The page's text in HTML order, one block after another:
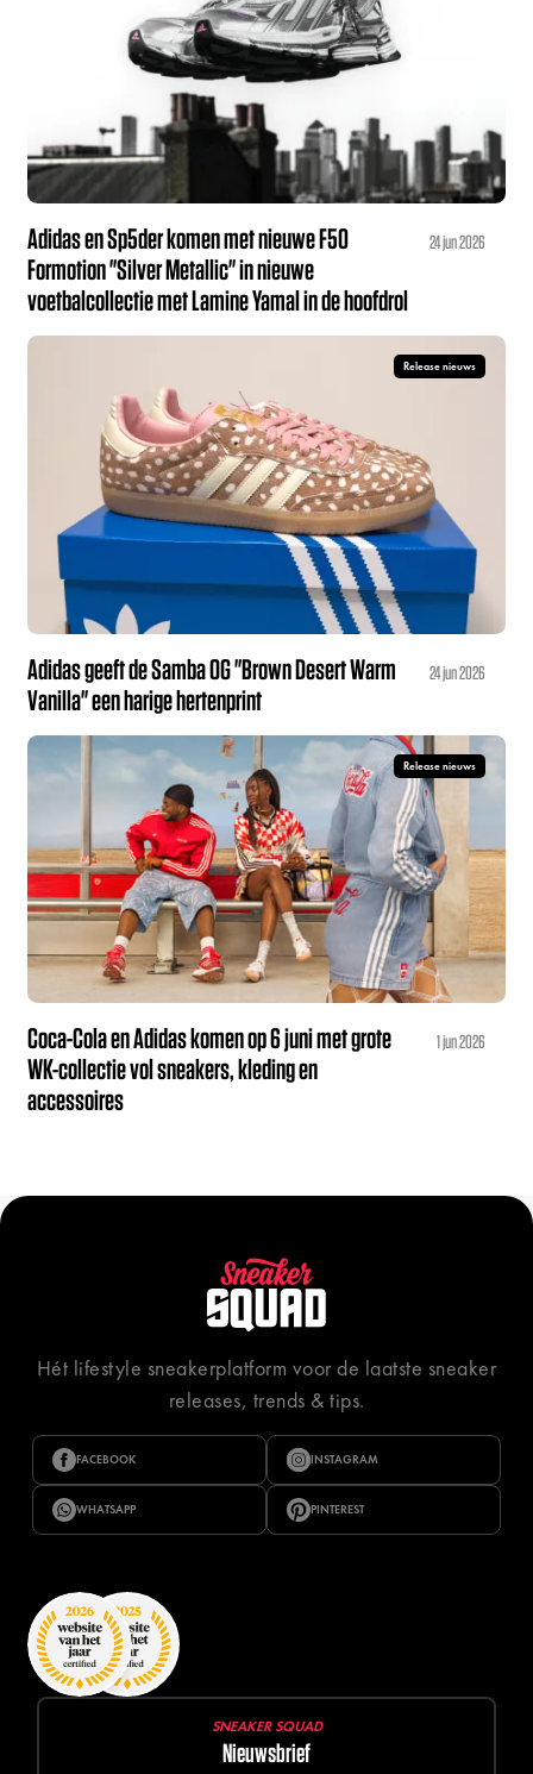
Adidas en Sp5der komen met nieuwe F50
Formotion "Silver Metallic" in nieuwe
voetbalcollectie met Lamine Yamal in de hoofdrol
24 jun 2026
Release nieuws
Adidas geeft de Samba OG "Brown Desert Warm
Vanilla" een harige hertenprint
24 jun 2026
Release nieuws
Coca-Cola en Adidas komen op 6 juni met grote
WK-collectie vol sneakers, kleding en
accessoires
1 jun 2026
Hét lifestyle sneakerplatform voor de laatste sneaker
releases, trends & tips.
FACEBOOK INSTAGRAM
WHATSAPP PINTEREST
SNEAKER SQUAD
Nieuwsbrief